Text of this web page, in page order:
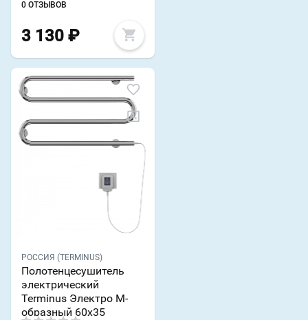
0 ОТЗЫВОВ
3 130 ₽
РОССИЯ (TERMINUS)
Полотенцесушитель
электрический
Terminus Электро М-
образный 60х35